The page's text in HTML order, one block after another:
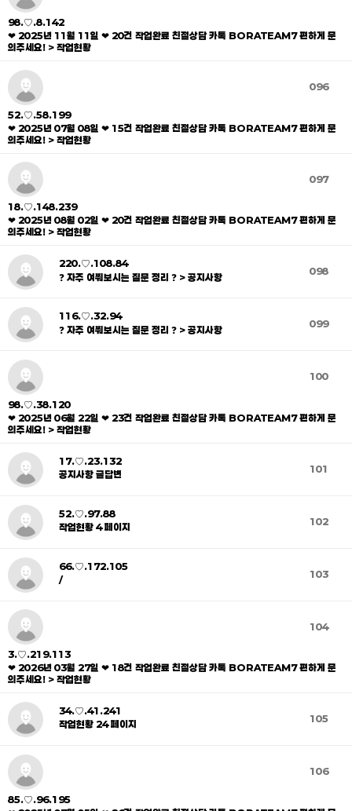
98.♡.8.142
❤ 2025년 11월 11일 ❤ 20건 작업완료 친절상담 카톡 BORATEAM7 편하게 문
의주세요! > 작업현황
096
52.♡.58.199
❤ 2025년 07월 08일 ❤ 15건 작업완료 친절상담 카톡 BORATEAM7 편하게 문
의주세요! > 작업현황
097
18.♡.148.239
❤ 2025년 08월 02일 ❤ 20건 작업완료 친절상담 카톡 BORATEAM7 편하게 문
의주세요! > 작업현황
098
220.♡.108.84
❓ 자주 여쭤보시는 질문 정리 ❓ > 공지사항
099
116.♡.32.94
❓ 자주 여쭤보시는 질문 정리 ❓ > 공지사항
100
98.♡.38.120
❤ 2025년 06월 22일 ❤ 23건 작업완료 친절상담 카톡 BORATEAM7 편하게 문
의주세요! > 작업현황
101
17.♡.23.132
공지사항 글답변
102
52.♡.97.88
작업현황 4 페이지
103
66.♡.172.105
/
104
3.♡.219.113
❤ 2026년 03월 27일 ❤ 18건 작업완료 친절상담 카톡 BORATEAM7 편하게 문
의주세요! > 작업현황
105
34.♡.41.241
작업현황 24 페이지
106
85.♡.96.195